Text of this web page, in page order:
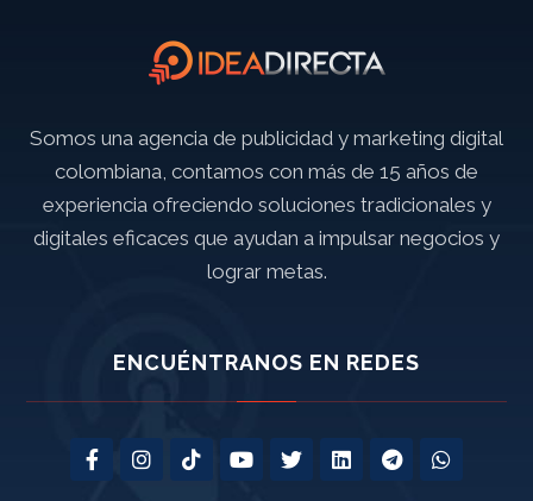
Somos una agencia de publicidad y marketing digital
colombiana, contamos con más de 15 años de
experiencia ofreciendo soluciones tradicionales y
digitales eficaces que ayudan a impulsar negocios y
lograr metas.
ENCUÉNTRANOS EN REDES